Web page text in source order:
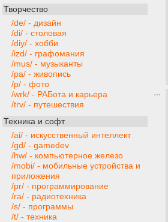
Творчество
/de/ - дизайн
/di/ - столовая
/diy/ - хобби
/izd/ - графомания
/mus/ - музыканты
/pa/ - живопись
/p/ - фото
/wrk/ - РАБота и карьера
/trv/ - путешествия
Техника и софт
/ai/ - искусственный интеллект
/gd/ - gamedev
/hw/ - компьютерное железо
/mobi/ - мобильные устройства и
приложения
/pr/ - программирование
/ra/ - радиотехника
/s/ - программы
/t/ - техника